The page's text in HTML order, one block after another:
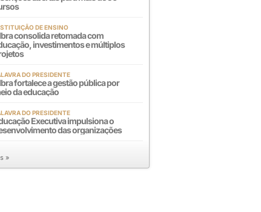
DE ENSINO
consolida retomada com
investimentos e múltiplos
DO PRESIDENTE
fortalece a gestão pública por
da educação
DO PRESIDENTE
Executiva impulsiona o
das organizações
»